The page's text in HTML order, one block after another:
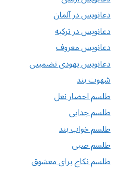
دعانویس در آلمان
دعانویس در ترکیه
دعانویس معروف
دعانویس یهودی تضمینی
شهوت بند
طلسم احضار نعل
طلسم جدایی
طلسم خواب بند
طلسم صبی
طلسم نکاح برای معشوق